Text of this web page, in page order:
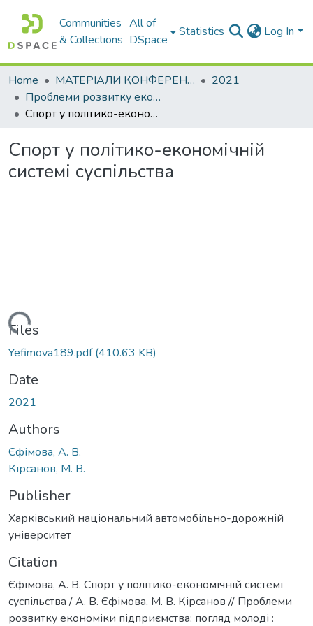
Communities
& Collections
All of
DSpace
Statistics Log In
Home МАТЕРІАЛИ КОНФЕРЕНЦІЙ
2021
Проблеми розвитку економіки підприємства: погляд молоді
Спорт у політико-економічній системі суспільства
Спорт у політико-економічній
системі суспільства
Loading...
Files
Yefimova189.pdf(410.63 KB)
Date
2021
Authors
Єфімова, А. В.
Кірсанов, М. В.
Publisher
Харківський національний автомобільно-дорожній
університет
Citation
Єфімова, А. В. Спорт у політико-економічній системі
суспільства / А. В. Єфімова, М. В. Кірсанов // Проблеми
розвитку економіки підприємства: погляд молоді :